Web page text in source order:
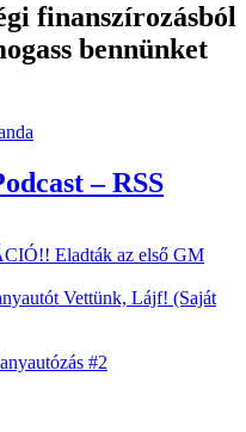
finanszírozásból
bennünket
– RSS
Eladták az első GM
Vettünk, Lájf! (Saját
#2